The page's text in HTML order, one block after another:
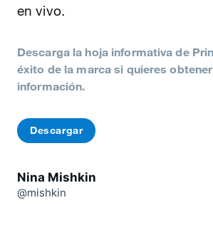
en vivo.
Descarga la hoja informativa de
éxito de la marca si quieres
información.
Descargar
Nina Mishkin
@mishkin